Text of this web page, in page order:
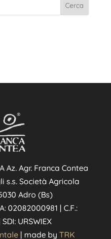
Cerca
Az. Agr. Franca Contea
s.s. Società Agricola
Adro (Bs)
02082000981 | C.F.:
URSWIEX
| made byTRK